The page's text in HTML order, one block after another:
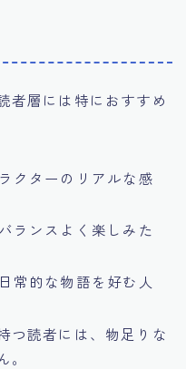
者層には特におすすめ
クターのリアルな感
ランスよく楽しみた
常的な物語を好む人
つ読者には、物足りな